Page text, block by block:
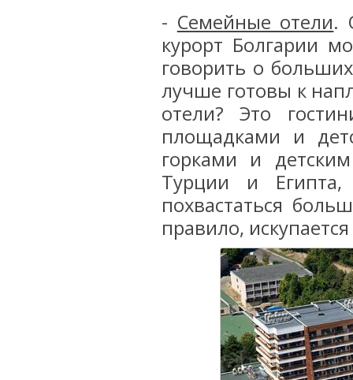
- Семейные отели.
курорт Болгарии
говорить о
лучше готовы к
отели? Это
площадками и
горками и
Турции и
похвастаться
правило,